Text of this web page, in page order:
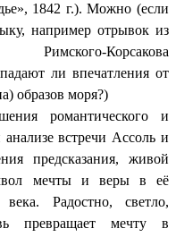
1842 г.). Можно (если
например отрывок из
Корсакова
ли впечатления от
образов моря?)
и
анализе встречи Ассоль и
предсказания, живой
мечты и веры в её
Радостно, светло,
превращает мечту в